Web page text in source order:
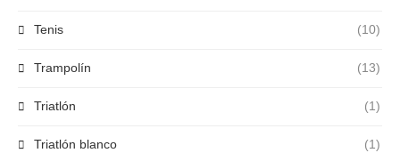
Tenis (10)
Trampolín (13)
Triatlón (1)
Triatlón blanco (1)